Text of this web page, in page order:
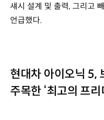
섀시 설계 및 출력, 그리고
언급했다.
현대차 아이오닉 5,
주목한 ‘최고의 프리